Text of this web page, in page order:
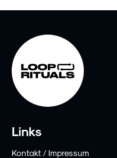
Links
Kontakt / Impressum